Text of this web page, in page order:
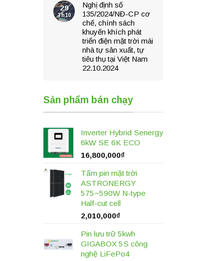
29
Th10
Nghị định số
135/2024/NĐ-CP cơ
chế, chính sách
khuyến khích phát
triển điện mặt trời mái
nhà tự sản xuất, tự
tiêu thụ tại Việt Nam
22.10.2024
Sản phẩm bán chạy
Inverter Hybrid Senergy
6kW SE 6K ECO
16,800,000₫
Tấm pin mặt trời
ASTRONERGY
575~590W N-type
Half-cut cell
2,010,000₫
Pin lưu trữ 5kwh
GIGABOX 5S công
nghệ LiFePo4